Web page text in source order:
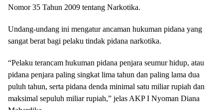
Nomor 35 Tahun 2009 tentang Narkotika.
Undang-undang ini mengatur ancaman hukuman pidana yang
sangat berat bagi pelaku tindak pidana narkotika.
“Pelaku terancam hukuman pidana penjara seumur hidup, atau
pidana penjara paling singkat lima tahun dan paling lama dua
puluh tahun, serta pidana denda minimal satu miliar rupiah dan
maksimal sepuluh miliar rupiah,” jelas AKP I Nyoman Diana